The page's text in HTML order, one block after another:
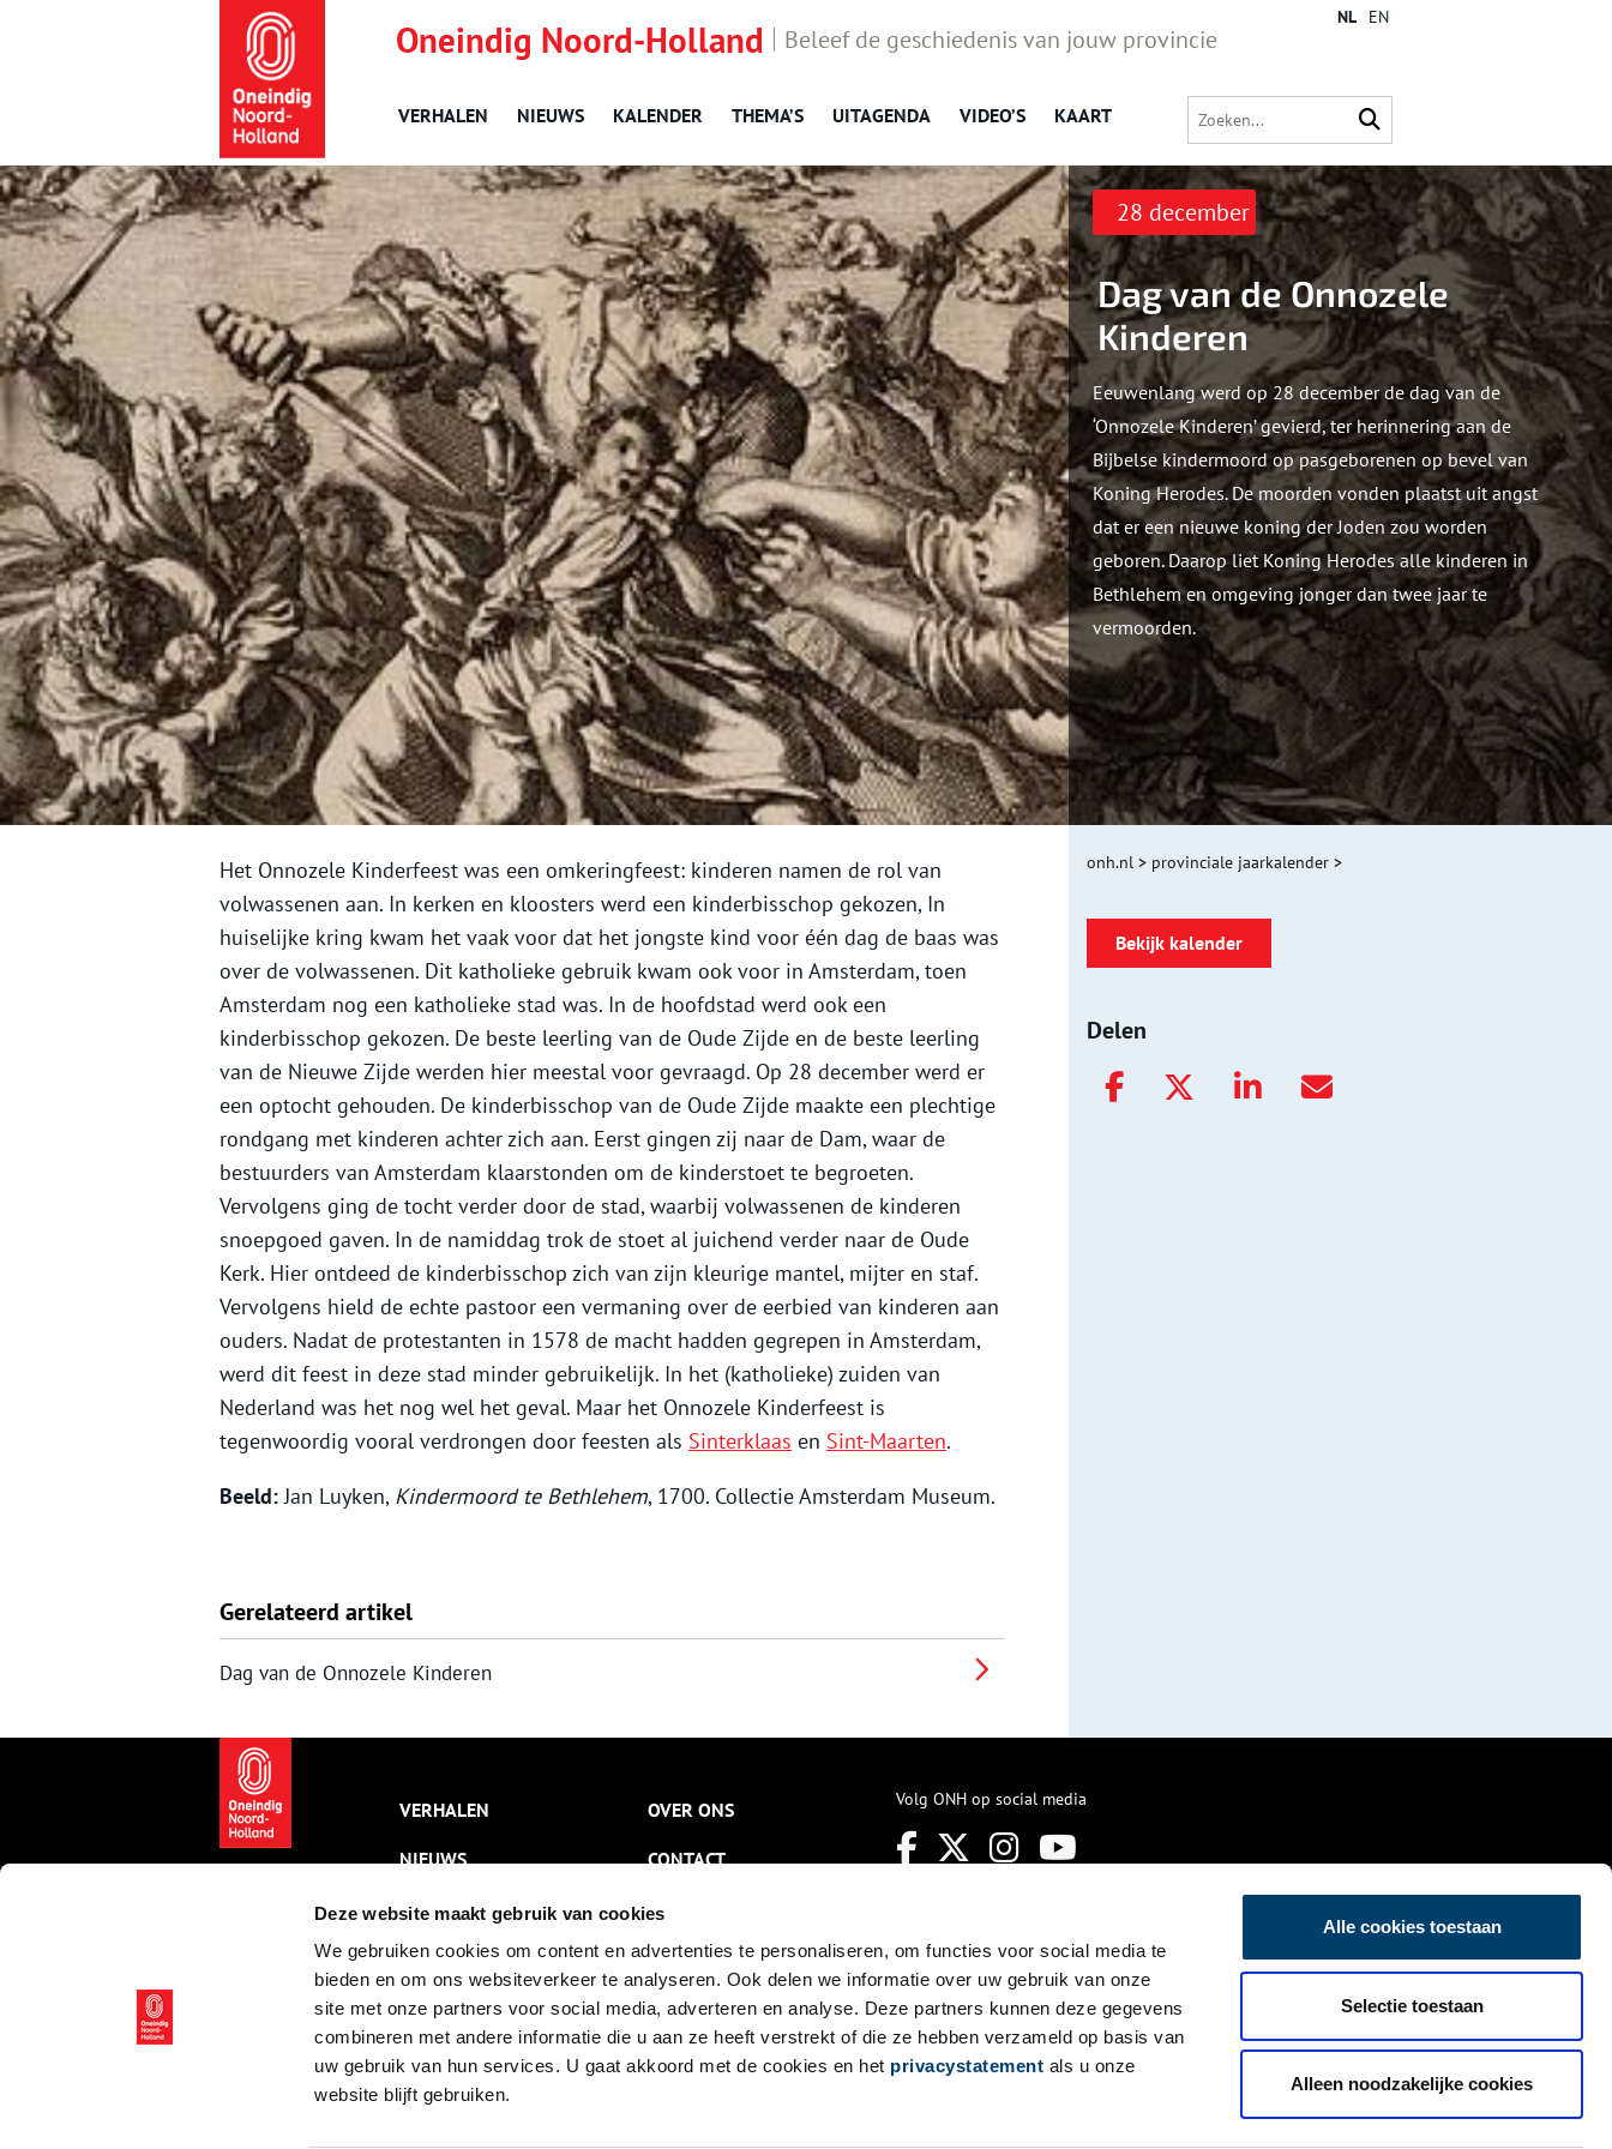
Deze website maakt gebruik van cookies
We gebruiken cookies om content en advertenties te personaliseren, om functies voor social media te
bieden en om ons websiteverkeer te analyseren. Ook delen we informatie over uw gebruik van onze
site met onze partners voor social media, adverteren en analyse. Deze partners kunnen deze gegevens
combineren met andere informatie die u aan ze heeft verstrekt of die ze hebben verzameld op basis van
uw gebruik van hun services. U gaat akkoord met de cookies en het privacystatement als u onze
website blijft gebruiken.
Alle cookies toestaan
Selectie toestaan
Alleen noodzakelijke cookies
Oneindig Noord-Holland Beleef de geschiedenis van jouw provincie
VERHALEN NIEUWS KALENDER THEMA’S UITAGENDA VIDEO’S KAART
NL EN
28 december
Dag van de Onnozele
Kinderen
Eeuwenlang werd op 28 december de dag van de
‘Onnozele Kinderen’ gevierd, ter herinnering aan de
Bijbelse kindermoord op pasgeborenen op bevel van
Koning Herodes. De moorden vonden plaatst uit angst
dat er een nieuwe koning der Joden zou worden
geboren. Daarop liet Koning Herodes alle kinderen in
Bethlehem en omgeving jonger dan twee jaar te
vermoorden.
Het Onnozele Kinderfeest was een omkeringfeest: kinderen namen de rol van
volwassenen aan. In kerken en kloosters werd een kinderbisschop gekozen, In
huiselijke kring kwam het vaak voor dat het jongste kind voor één dag de baas was
over de volwassenen. Dit katholieke gebruik kwam ook voor in Amsterdam, toen
Amsterdam nog een katholieke stad was. In de hoofdstad werd ook een
kinderbisschop gekozen. De beste leerling van de Oude Zijde en de beste leerling
van de Nieuwe Zijde werden hier meestal voor gevraagd. Op 28 december werd er
een optocht gehouden. De kinderbisschop van de Oude Zijde maakte een plechtige
rondgang met kinderen achter zich aan. Eerst gingen zij naar de Dam, waar de
bestuurders van Amsterdam klaarstonden om de kinderstoet te begroeten.
Vervolgens ging de tocht verder door de stad, waarbij volwassenen de kinderen
snoepgoed gaven. In de namiddag trok de stoet al juichend verder naar de Oude
Kerk. Hier ontdeed de kinderbisschop zich van zijn kleurige mantel, mijter en staf.
Vervolgens hield de echte pastoor een vermaning over de eerbied van kinderen aan
ouders. Nadat de protestanten in 1578 de macht hadden gegrepen in Amsterdam,
werd dit feest in deze stad minder gebruikelijk. In het (katholieke) zuiden van
Nederland was het nog wel het geval. Maar het Onnozele Kinderfeest is
tegenwoordig vooral verdrongen door feesten als Sinterklaas en Sint-Maarten.
Beeld:Jan Luyken, Kindermoord te Bethlehem, 1700. Collectie Amsterdam Museum.
Gerelateerd artikel
Dag van de Onnozele Kinderen
onh.nl > provinciale jaarkalender >
Bekijk kalender
Delen
VERHALEN
NIEUWS
KALENDER
THEMA’S
ACTIVITEITEN
VIDEO’S
OVER ONS
CONTACT
NIEUWSBRIEF
DISCLAIMER
PRIVACY
TOEGANKELIJKHEID
Volg ONH op social media